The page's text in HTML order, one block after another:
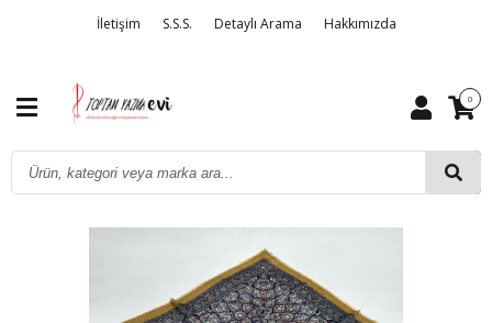
İletişim S.S.S. Detaylı Arama Hakkımızda
0